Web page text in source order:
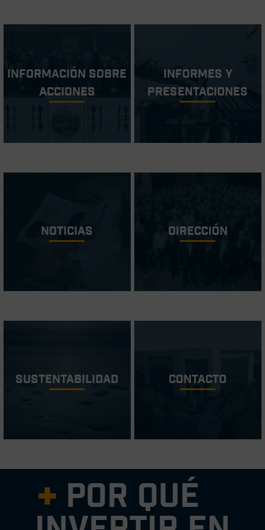
Información sobre
acciones
Informes y
Presentaciones
Noticias Dirección
Sustentabilidad Contacto
Por qué